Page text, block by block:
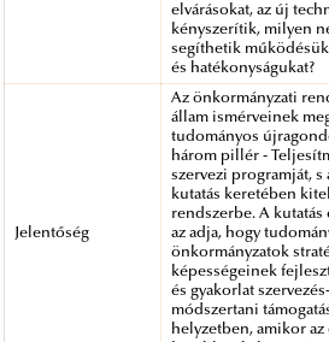
elvárásokat, az új
kényszerítik, milyen
segíthetik
és hatékonyságukat?
Jelentőség
Az önkormányzati
állam ismérveinek
tudományos
három pillér -
szervezi programját, s
kutatás keretében
rendszerbe. A
az adja, hogy
önkormányzatok
képességeinek
és gyakorlat
módszertani
helyzetben, amikor